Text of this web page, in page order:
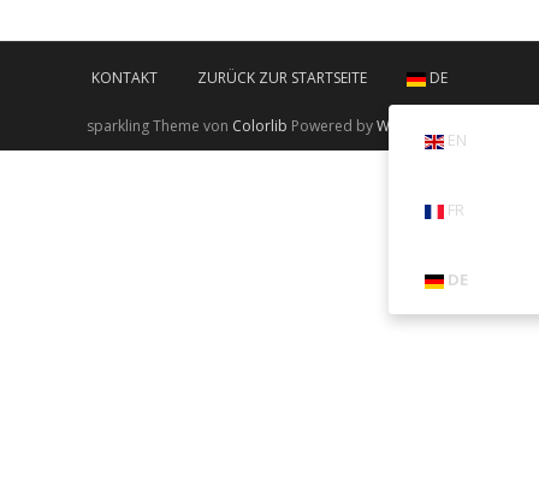
KONTAKT ZURÜCK ZUR STARTSEITE DE
EN
FR
DE
sparkling Theme von Colorlib Powered byWordPress